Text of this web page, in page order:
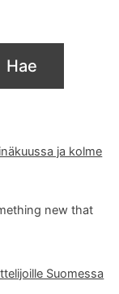
Hae
ja kolme
new that
Suomessa